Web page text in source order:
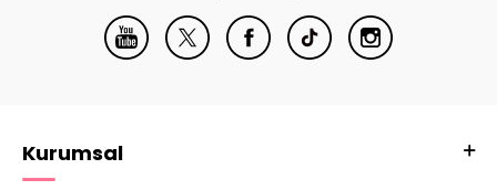
Kurumsal